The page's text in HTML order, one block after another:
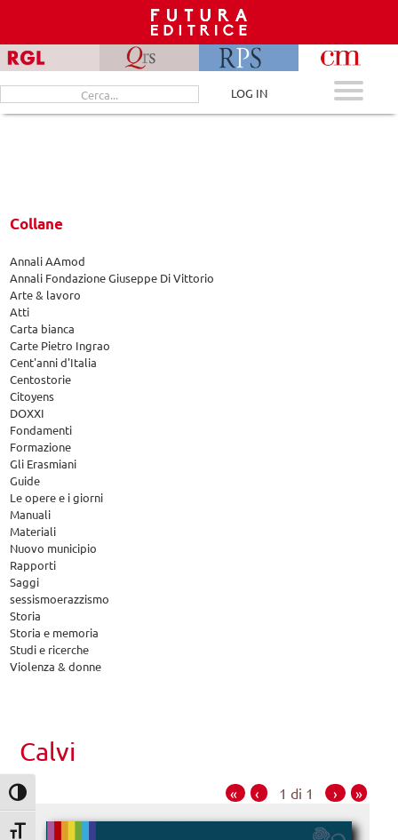
Attiva/disattiva alto contrasto
Attiva/disattiva dimensione testo
content
Cerca
per:
LOG IN
Collane
Annali AAmod
Annali Fondazione Giuseppe Di Vittorio
Arte & lavoro
Atti
Carta bianca
Carte Pietro Ingrao
Cent'anni d'Italia
Centostorie
Citoyens
DOXXI
Fondamenti
Formazione
Gli Erasmiani
Guide
Le opere e i giorni
Manuali
Materiali
Nuovo municipio
Rapporti
Saggi
sessismoerazzismo
Storia
Storia e memoria
Studi e ricerche
Violenza & donne
Calvi
« ‹ 1 di 1 › »